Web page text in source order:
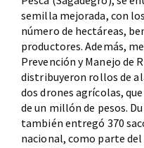
semilla mejorada, con
número de hectáreas,
productores. Además,
Prevención y Manejo de
distribuyeron rollos de
dos drones agrícolas,
de un millón de pesos.
también entregó 370
nacional, como parte